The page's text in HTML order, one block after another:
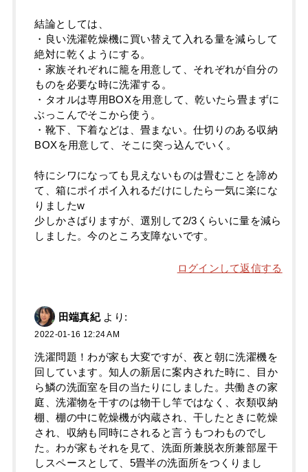
結論としては、
・良い洗濯乾燥機に買い替えて入れる量を減らして
絶対に乾くようにする。
・家族それぞれに籠を用意して、それぞれが自分の
ものを必要な時に洗濯する。
・タオルは専用BOXを用意して、乾いたら畳まずに
ぶっこんでそこから使う。
・靴下、下着などは、畳まない。仕切りのある収納
BOXを用意して、そこに突っ込んでいく。
特にシワになっても見えないものは畳むことを諦め
て、箱にポイポイ入れるだけにしたら一気に楽にな
りましたw
少しかさばりますが、選別して2/3くらいに量を減ら
しました。今のところ支障ないです。
ログインして返信する
田端真紀 より:
2022-01-16 12:24 AM
洗濯問題！わが家も大変ですが、夜と朝に洗濯機を
回しています。知人の新居に案内された時に、目か
ら鱗の洗面室を目の当たりにしました。共働きの家
庭、洗濯物を干すのは物干し竿ではなく、衣類収納
棚、棚の中に乾燥機が内蔵され、干したときに乾燥
され、収納も同時にされると言うもつわものでし
た。わが家もそれを見て、洗面所兼脱衣所兼部屋干
しスペースとして、5畳半の洗面所をつくりまし